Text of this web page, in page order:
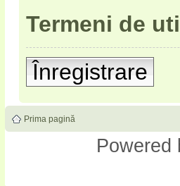
Termeni de
Înregistrare
Prima pagină
Powered